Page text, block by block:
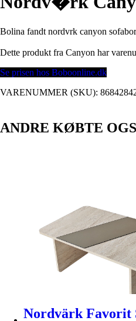
Bolina fandt nordvrk canyon
Dette produkt fra Canyon har
Se prisen hos Boboonline.dk
VARENUMMER (SKU):
ANDRE KØBTE
Nordvärk Favorit